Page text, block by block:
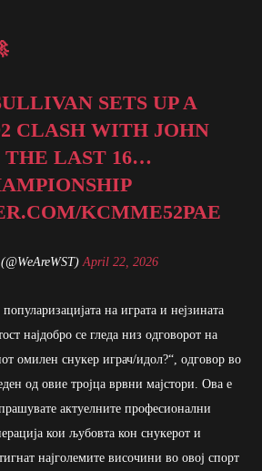
SETS UP A
CLASH WITH JOHN
THE LAST 16…
KCMME52PAE
April 22, 2026
на играта и нејзината
најдобро се гледа низ одговорот на
омилен снукер играч/идол?“, одговор во
од овие тројца врвни мајстори. Ова е
актуелните професионални
кои љубовта кон снукерот и
најголемите височини во овој спорт